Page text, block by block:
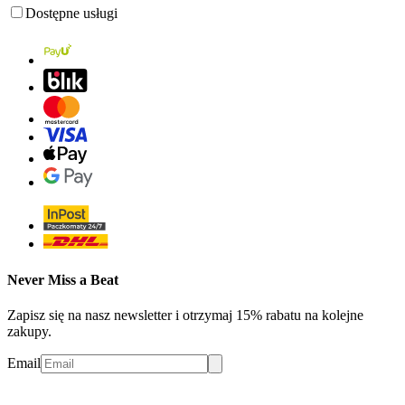
Dostępne usługi
Never Miss a Beat
Zapisz się na nasz newsletter i otrzymaj 15% rabatu na kolejne
zakupy.
Email